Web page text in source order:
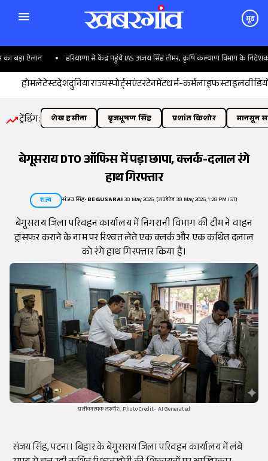
मूड
बड़ा ऐलान हरियाणा से केंद्र पहुंचे IAS अजय सिंह तोमर, कृषि कल्याण विभाग के निदेशक बने
होमलेटेस्टदेशदुनियाराज्यस्पोर्ट्सएंटरटेनमेंटधर्म-कर्मलाइफस्टाइल
ट्रेंडिंग: शेख हसीना बृजभूषण सिंह प्रशांत किशोर मानसून
बेगूसराय DTO ऑफिस में पड़ा छापा, क्लर्क-दलाल रंगे
हाथ गिरफ्तार
राज्य संजय सिंह•BEGUSARAI30 May 2026, (अपडेटेड 30 May 2026, 1:28 PM IST)
बेगूसराय जिला परिवहन कार्यालय में निगरानी विभाग की टीम ने वाहन
ट्रांसफर कराने के नाम पर रिश्वत लेते एक क्लर्क और एक कथित दलाल
को रंगे हाथ गिरफ्तार किया है।
प्रतीकात्मक तस्वीर। Photo Credit- AI Generated
संजय सिंह, पटना। बिहार के बेगूसराय जिला परिवहन कार्यालय में लंबे